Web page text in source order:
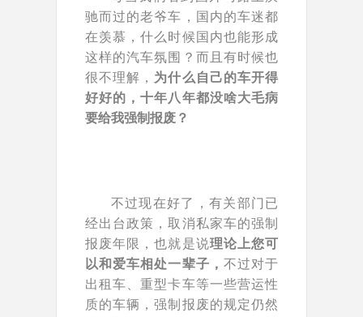
驰而过的老爷车，国内的车迷都
在羡慕，什么时候国内也能形成
这样的汽车氛围？而且有时候也
很不理解， 为什么自己的车开得
好好的，十年八年都没啥大毛病
要给我强制报废？
不过现在好了，有关部门已
经出台政策，取消私家车的强制
报废年限，也就是说理论上您可
以和爱车相处一辈子， 不过对于
出租车、重型卡车等一些营运性
质的车辆，强制报废的规定仍然